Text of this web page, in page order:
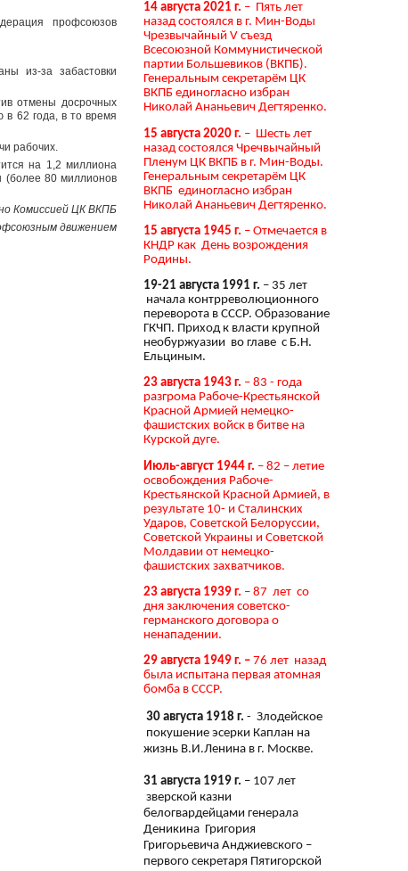
профсоюзов
из-за забастовки
отмены досрочных
62 года, в то время
рабочих.
на 1,2 миллиона
(более 80 миллионов
Комиссией ЦК ВКПБ
движением
14 августа 2021 г. – Пять лет
назад состоялся в г. Мин-Воды
Чрезвычайный V съезд
Всесоюзной Коммунистической
партии Большевиков (ВКПБ).
Генеральным секретарём ЦК
ВКПБ единогласно избран
Николай Ананьевич Дегтяренко.
15 августа 2020 г. – Шесть лет
назад состоялся Чречвычайный
Пленум ЦК ВКПБ в г. Мин-Воды.
Генеральным секретарём ЦК
ВКПБ единогласно избран
Николай Ананьевич Дегтяренко.
15 августа 1945 г. – Отмечается в
КНДР как День возрождения
Родины.
19-21 августа 1991 г. – 35 лет
начала контрреволюционного
переворота в СССР. Образование
ГКЧП. Приход к власти крупной
необуржуазии во главе с Б.Н.
Ельциным.
23 августа 1943 г. – 83 - года
разгрома Рабоче-Крестьянской
Красной Армией немецко-
фашистских войск в битве на
Курской дуге.
Июль-август 1944 г. – 82 – летие
освобождения Рабоче-
Крестьянской Красной Армией, в
результате 10- и Сталинских
Ударов, Советской Белоруссии,
Советской Украины и Советской
Молдавии от немецко-
фашистских захватчиков.
23 августа 1939 г. – 87 лет со
дня заключения советско-
германского договора о
ненападении.
29 августа 1949 г. – 76 лет назад
была испытана первая атомная
бомба в СССР.
30 августа 1918 г. - Злодейское
покушение эсерки Каплан на
жизнь В.И.Ленина в г. Москве.
31 августа 1919 г. – 107 лет
зверской казни
белогвардейцами генерала
Деникина Григория
Григорьевича Анджиевского –
первого секретаря Пятигорской